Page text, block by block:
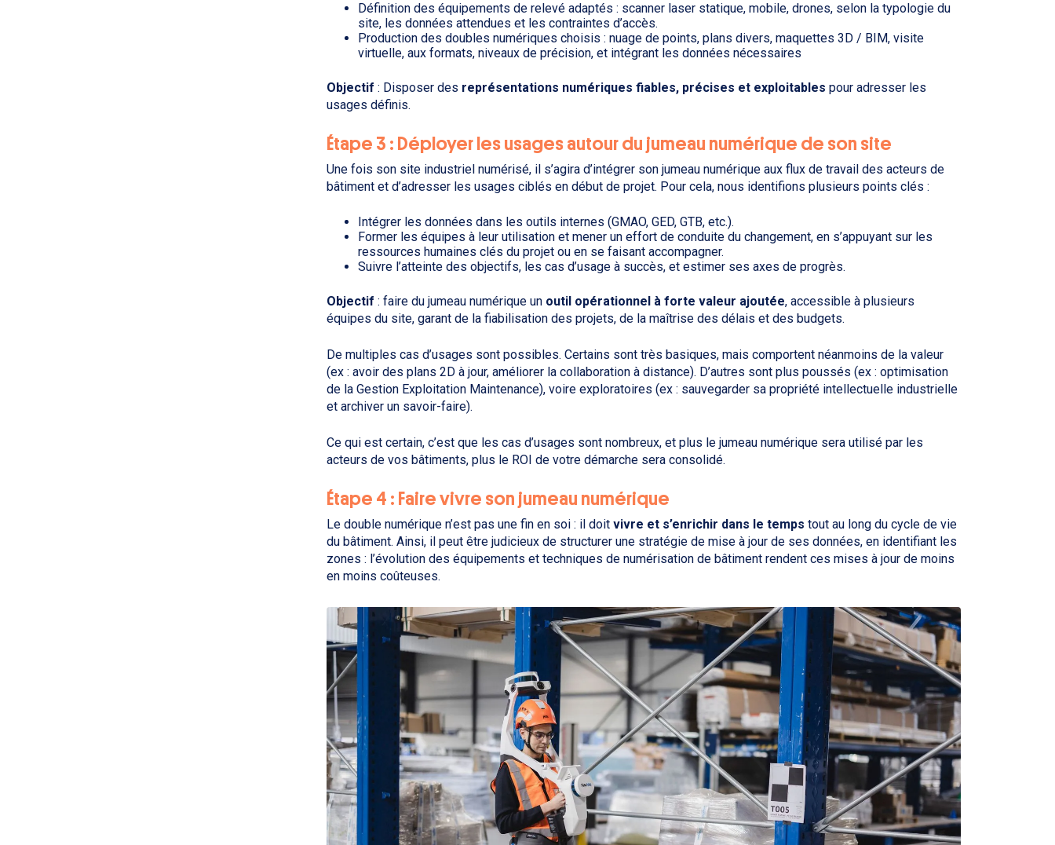
Définition des équipements de relevé adaptés : scanner laser statique, mobile, drones, selon la typologie du
site, les données attendues et les contraintes d’accès.
Production des doubles numériques choisis : nuage de points, plans divers, maquettes 3D / BIM, visite
virtuelle, aux formats, niveaux de précision, et intégrant les données nécessaires
Objectif : Disposer des représentations numériques fiables, précises et exploitables pour adresser les
usages définis.
Étape 3 : Déployer les usages autour du jumeau numérique de son site
Une fois son site industriel numérisé, il s’agira d’intégrer son jumeau numérique aux flux de travail des acteurs de
bâtiment et d’adresser les usages ciblés en début de projet. Pour cela, nous identifions plusieurs points clés :
Intégrer les données dans les outils internes (GMAO, GED, GTB, etc.).
Former les équipes à leur utilisation et mener un effort de conduite du changement, en s’appuyant sur les
ressources humaines clés du projet ou en se faisant accompagner.
Suivre l’atteinte des objectifs, les cas d’usage à succès, et estimer ses axes de progrès.
Objectif : faire du jumeau numérique un outil opérationnel à forte valeur ajoutée, accessible à plusieurs
équipes du site, garant de la fiabilisation des projets, de la maîtrise des délais et des budgets.
De multiples cas d’usages sont possibles. Certains sont très basiques, mais comportent néanmoins de la valeur
(ex : avoir des plans 2D à jour, améliorer la collaboration à distance). D’autres sont plus poussés (ex : optimisation
de la Gestion Exploitation Maintenance), voire exploratoires (ex : sauvegarder sa propriété intellectuelle industrielle
et archiver un savoir-faire).
Ce qui est certain, c’est que les cas d’usages sont nombreux, et plus le jumeau numérique sera utilisé par les
acteurs de vos bâtiments, plus le ROI de votre démarche sera consolidé.
‍Étape 4 : Faire vivre son jumeau numérique
Le double numérique n’est pas une fin en soi : il doit vivre et s’enrichir dans le temps tout au long du cycle de vie
du bâtiment. Ainsi, il peut être judicieux de structurer une stratégie de mise à jour de ses données, en identifiant les
zones : l’évolution des équipements et techniques de numérisation de bâtiment rendent ces mises à jour de moins
en moins coûteuses.